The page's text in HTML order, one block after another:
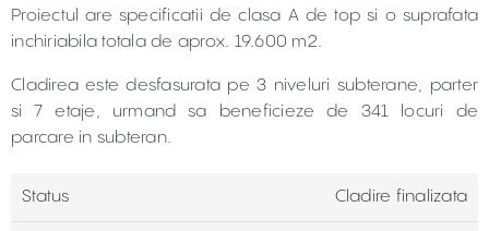
Proiectul are specificatii de clasa A de top si o suprafata
inchiriabila totala de aprox. 19.600 m2.
Cladirea este desfasurata pe 3 niveluri subterane, parter
si 7 etaje, urmand sa beneficieze de 341 locuri de
parcare in subteran.
Status Cladire finalizata